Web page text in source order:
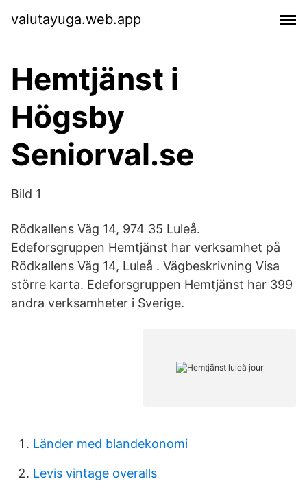
valutayuga.web.app
Hemtjänst i
Högsby
Seniorval.se
Bild 1
Rödkallens Väg 14, 974 35 Luleå.
Edeforsgruppen Hemtjänst har verksamhet på
Rödkallens Väg 14, Luleå . Vägbeskrivning Visa
större karta. Edeforsgruppen Hemtjänst har 399
andra verksamheter i Sverige.
Länder med blandekonomi
Levis vintage overalls